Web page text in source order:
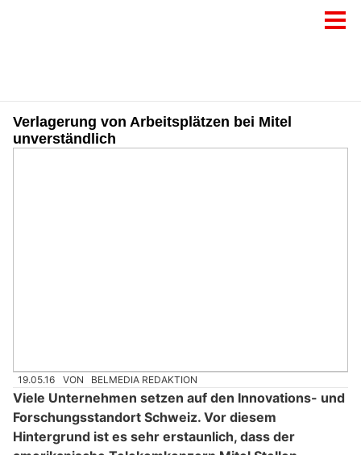
Verlagerung von Arbeitsplätzen bei Mitel
unverständlich
19.05.16 VON BELMEDIA REDAKTION
Viele Unternehmen setzen auf den Innovations- und
Forschungsstandort Schweiz. Vor diesem
Hintergrund ist es sehr erstaunlich, dass der